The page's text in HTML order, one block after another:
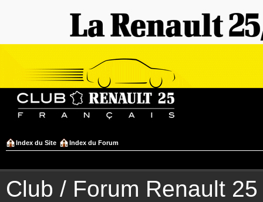
Index du Site Index du Forum
Club / Forum Renault